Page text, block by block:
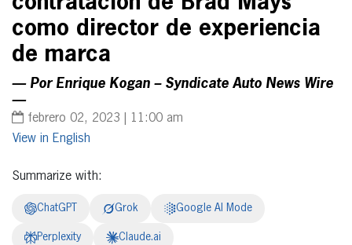
como director de experiencia
de marca
— Por Enrique Kogan – Syndicate Auto News Wire
—
febrero 02, 2023 | 11:00 am
English
Summarize with:
ChatGPT Grok Google AI Mode
Perplexity Claude.ai